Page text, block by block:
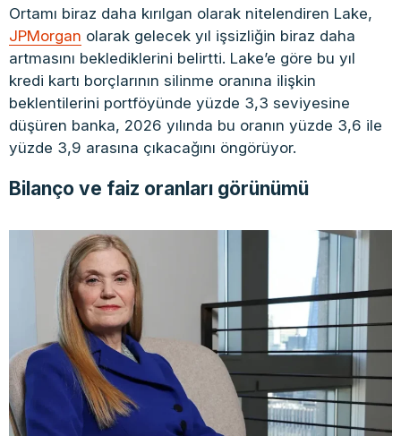
Ortamı biraz daha kırılgan olarak nitelendiren Lake,
JPMorgan olarak gelecek yıl işsizliğin biraz daha
artmasını beklediklerini belirtti. Lake’e göre bu yıl
kredi kartı borçlarının silinme oranına ilişkin
beklentilerini portföyünde yüzde 3,3 seviyesine
düşüren banka, 2026 yılında bu oranın yüzde 3,6 ile
yüzde 3,9 arasına çıkacağını öngörüyor.
Bilanço ve faiz oranları görünümü